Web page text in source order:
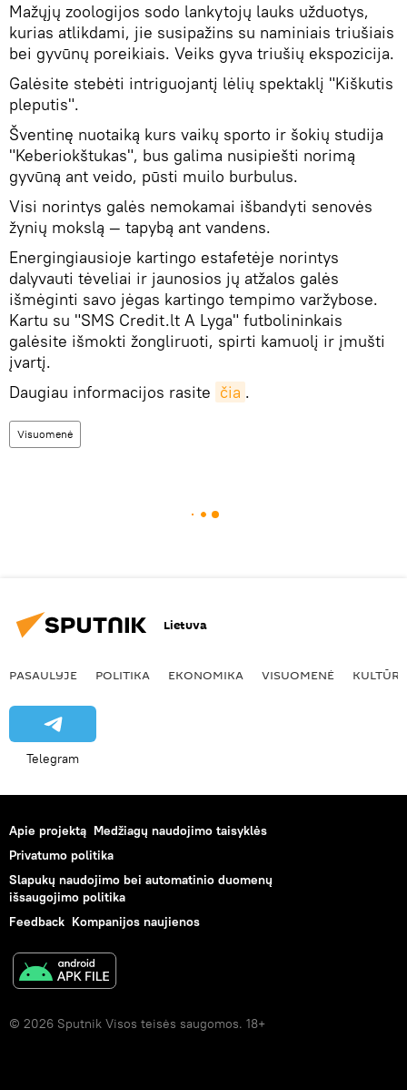
Mažųjų zoologijos sodo lankytojų lauks užduotys,
kurias atlikdami, jie susipažins su naminiais triušiais
bei gyvūnų poreikiais. Veiks gyva triušių ekspozicija.
Galėsite stebėti intriguojantį lėlių spektaklį "Kiškutis
pleputis".
Šventinę nuotaiką kurs vaikų sporto ir šokių studija
"Keberiokštukas", bus galima nusipiešti norimą
gyvūną ant veido, pūsti muilo burbulus.
Visi norintys galės nemokamai išbandyti senovės
žynių mokslą — tapybą ant vandens.
Energingiausioje kartingo estafetėje norintys
dalyvauti tėveliai ir jaunosios jų atžalos galės
išmėginti savo jėgas kartingo tempimo varžybose.
Kartu su "SMS Credit.lt A Lyga" futbolininkais
galėsite išmokti žongliruoti, spirti kamuolį ir įmušti
įvartį.
Daugiau informacijos rasite čia .
Visuomenė
Lietuva
PASAULYJE POLITIKA EKONOMIKA VISUOMENĖ KULTŪRA
Telegram
Apie projektą Medžiagų naudojimo taisyklės
Privatumo politika
Slapukų naudojimo bei automatinio duomenų
išsaugojimo politika
Feedback Kompanijos naujienos
© 2026 Sputnik Visos teisės saugomos. 18+